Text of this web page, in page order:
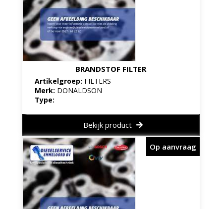
BRANDSTOF FILTER
Artikelgroep: FILTERS
Merk: DONALDSON
Type:
Bekijk product
Op aanvraag